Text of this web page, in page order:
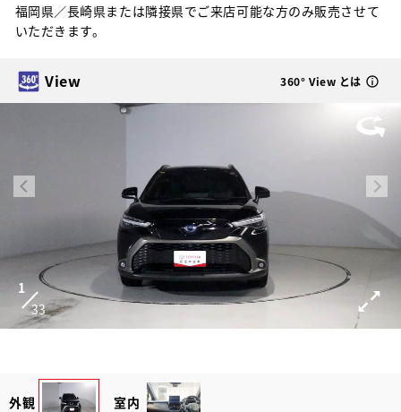
福岡県／長崎県または隣接県でご来店可能な方のみ販売させて
いただきます。
View 360° View とは
1
33
外観 室内